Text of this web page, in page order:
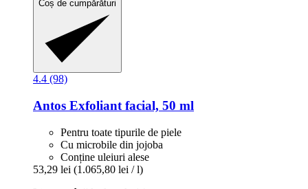
Coș de cumpărături
4.4 (98)
Antos Exfoliant facial, 50 ml
Pentru toate tipurile de piele
Cu microbile din jojoba
Conține uleiuri alese
53,29 lei (1.065,80 lei / l)